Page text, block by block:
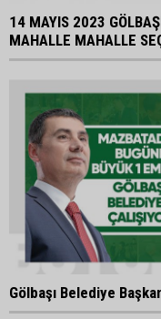
14 MAYIS 2023
MAHALLE MAHALLE
Gölbaşı Belediye